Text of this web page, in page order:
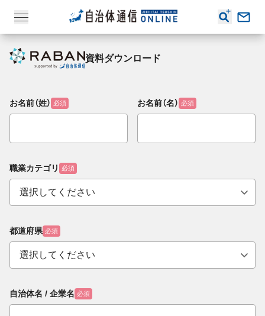
資料ダウンロード
お名前（姓） 必須 お名前（名） 必須
職業カテゴリ 必須
都道府県 必須
自治体名 / 企業名 必須